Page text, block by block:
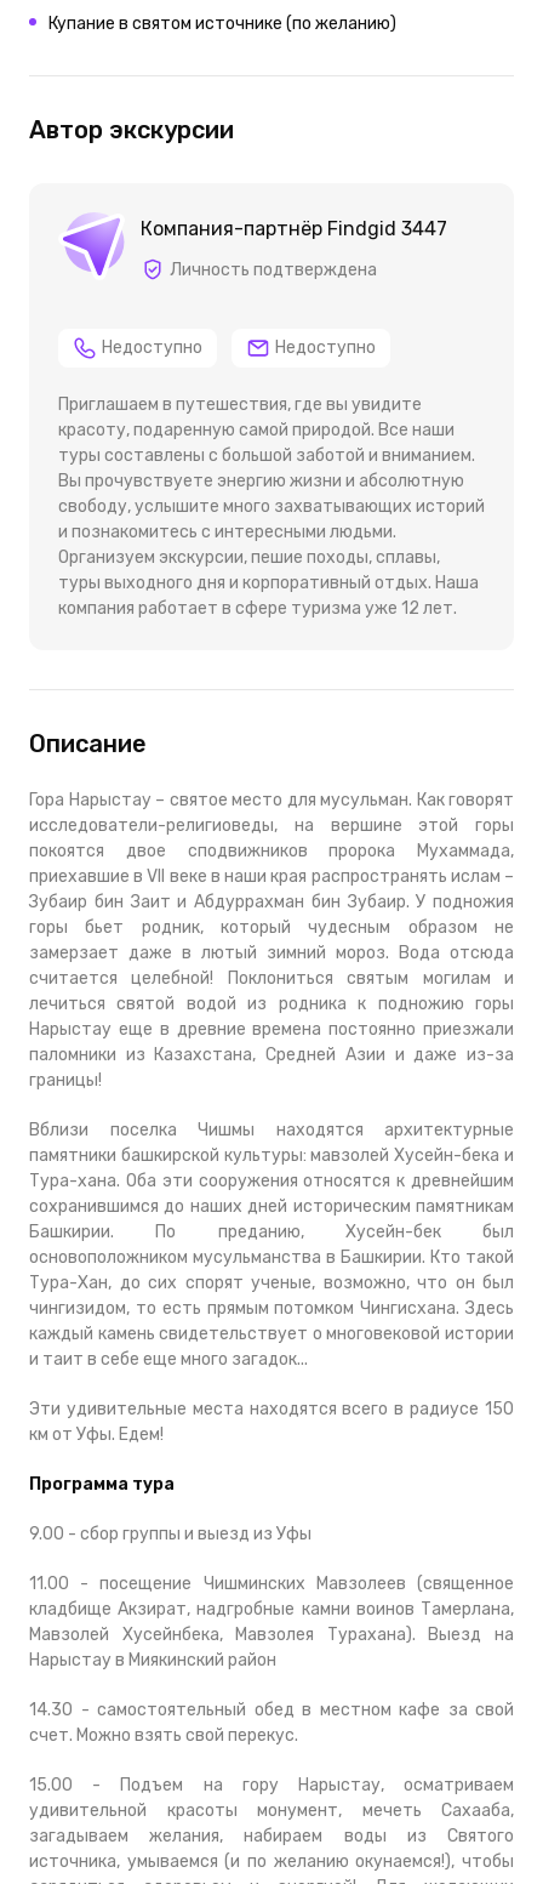
Купание в святом источнике (по желанию)
Автор экскурсии
Компания-партнёр Findgid 3447
Личность подтверждена
Недоступно Недоступно
Приглашаем в путешествия, где вы увидите
красоту, подаренную самой природой. Все наши
туры составлены с большой заботой и вниманием.
Вы прочувствуете энергию жизни и абсолютную
свободу, услышите много захватывающих историй
и познакомитесь с интересными людьми.
Организуем экскурсии, пешие походы, сплавы,
туры выходного дня и корпоративный отдых. Наша
компания работает в сфере туризма уже 12 лет.
Описание
Гора Нарыстау – святое место для мусульман. Как говорят
исследователи-религиоведы, на вершине этой горы
покоятся двое сподвижников пророка Мухаммада,
приехавшие в VII веке в наши края распространять ислам –
Зубаир бин Заит и Абдуррахман бин Зубаир. У подножия
горы бьет родник, который чудесным образом не
замерзает даже в лютый зимний мороз. Вода отсюда
считается целебной! Поклониться святым могилам и
лечиться святой водой из родника к подножию горы
Нарыстау еще в древние времена постоянно приезжали
паломники из Казахстана, Средней Азии и даже из-за
границы!
Вблизи поселка Чишмы находятся архитектурные
памятники башкирской культуры: мавзолей Хусейн-бека и
Тура-хана. Оба эти сооружения относятся к древнейшим
сохранившимся до наших дней историческим памятникам
Башкирии. По преданию, Хусейн-бек был
основоположником мусульманства в Башкирии. Кто такой
Тура-Хан, до сих спорят ученые, возможно, что он был
чингизидом, то есть прямым потомком Чингисхана. Здесь
каждый камень свидетельствует о многовековой истории
и таит в себе еще много загадок...
Эти удивительные места находятся всего в радиусе 150
км от Уфы. Едем!
Программа тура
9.00 - сбор группы и выезд из Уфы
11.00 - посещение Чишминских Мавзолеев (священное
кладбище Акзират, надгробные камни воинов Тамерлана,
Мавзолей Хусейнбека, Мавзолея Турахана). Выезд на
Нарыстау в Миякинский район
14.30 - самостоятельный обед в местном кафе за свой
счет. Можно взять свой перекус.
15.00 - Подъем на гору Нарыстау, осматриваем
удивительной красоты монумент, мечеть Сахааба,
загадываем желания, набираем воды из Святого
источника, умываемся (и по желанию окунаемся!), чтобы